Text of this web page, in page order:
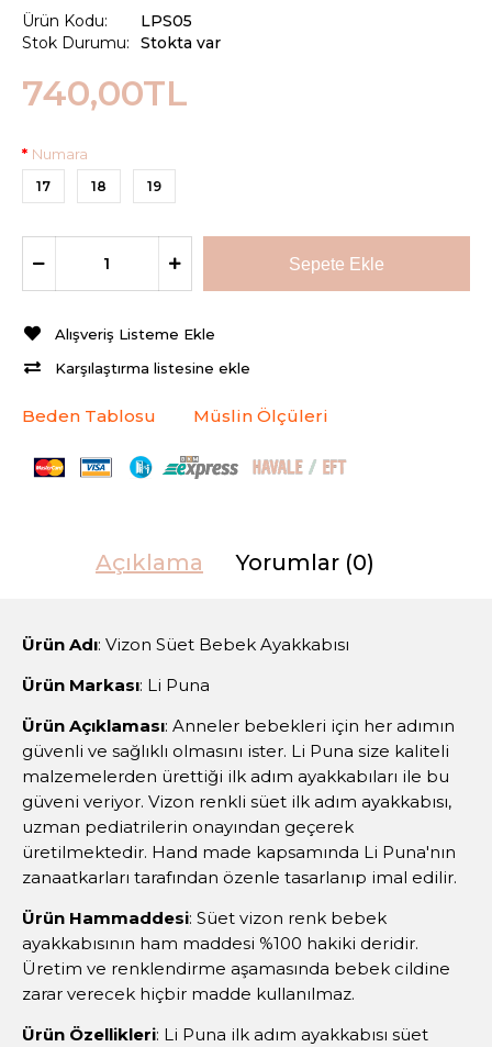
Ürün Kodu:
Stok Durumu:
LPS05
Stokta var
740,00TL
Numara
17 18 19
Alışveriş Listeme Ekle
Karşılaştırma listesine ekle
Beden Tablosu Müslin Ölçüleri
Açıklama Yorumlar (0)
Ürün Adı: Vizon Süet Bebek Ayakkabısı
Ürün Markası: Li Puna
Ürün Açıklaması: Anneler bebekleri için her adımın
güvenli ve sağlıklı olmasını ister. Li Puna size kaliteli
malzemelerden ürettiği ilk adım ayakkabıları ile bu
güveni veriyor. Vizon renkli süet ilk adım ayakkabısı,
uzman pediatrilerin onayından geçerek
üretilmektedir. Hand made kapsamında Li Puna'nın
zanaatkarları tarafından özenle tasarlanıp imal edilir.
Ürün Hammaddesi: Süet vizon renk bebek
ayakkabısının ham maddesi %100 hakiki deridir.
Üretim ve renklendirme aşamasında bebek cildine
zarar verecek hiçbir madde kullanılmaz.
Ürün Özellikleri: Li Puna ilk adım ayakkabısı süet